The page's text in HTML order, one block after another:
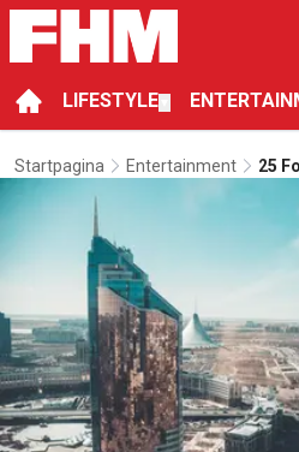
LIFESTYLE
Startpagina Entertainment
25